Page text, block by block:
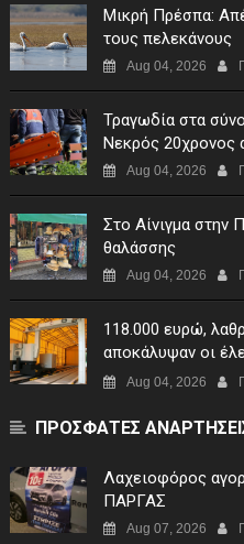
Μικρή Πρέσπα:
τους πελεκάνους
Aug 04, 2026
Τραγωδία στα
Νεκρός 20χρονος
Aug 04, 2026
Στο Αίνιγμα στην
θαλάσσης
Aug 04, 2026
118.000 ευρώ,
αποκάλυψαν οι
Μαυρομάτι
Aug 04, 2026
ΠΡΟΣΦΑΤΕΣ
Λαχειοφόρος
ΠΑΡΓΑΣ
Aug 07, 2026